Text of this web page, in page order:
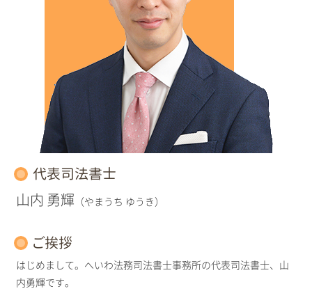
代表司法書士
山内 勇輝 （やまうち ゆうき）
ご挨拶
はじめまして。へいわ法務司法書士事務所の代表司法書士、山
内勇輝です。